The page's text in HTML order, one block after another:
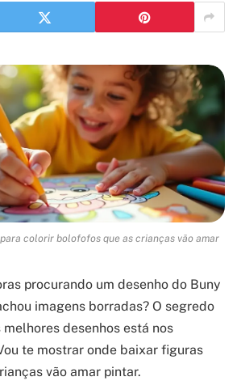
colorir bolofofos que as crianças vão amar
procurando um desenho do Buny
imagens borradas? O segredo
desenhos está nos
te mostrar onde baixar figuras
vão amar pintar.